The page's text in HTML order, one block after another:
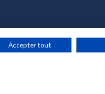
Accepter tout